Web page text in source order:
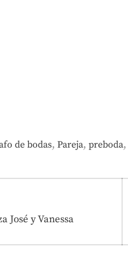
de bodas, Pareja, preboda,
José y Vanessa